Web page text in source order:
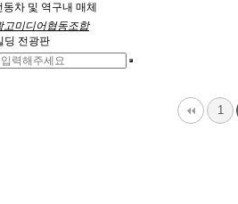
차 및 역구내 매체
고미디어협동조합
딩 전광판
1